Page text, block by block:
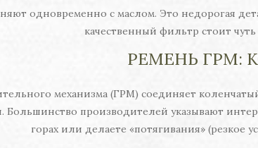
одновременно с маслом. Это недорогая
качественный фильтр стоит
РЕМЕНЬ ГРМ:
механизма (ГРМ) соединяет
Большинство производителей указывают
горах или делаете «потягивания» (резкое